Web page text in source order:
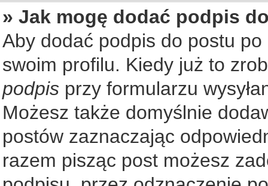
» Jak mogę dodać podpis
Aby dodać podpis do postu
swoim profilu. Kiedy już to
podpis przy formularzu
Możesz także domyślnie
postów zaznaczając
razem pisząc post możesz